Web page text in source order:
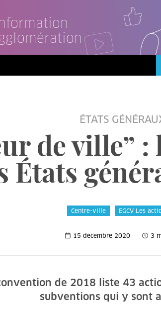
ÉTATS
de ville” :
États
Centre-ville EGCV Les
15 décembre 2020 3
de 2018 liste 43
subventions qui y sont